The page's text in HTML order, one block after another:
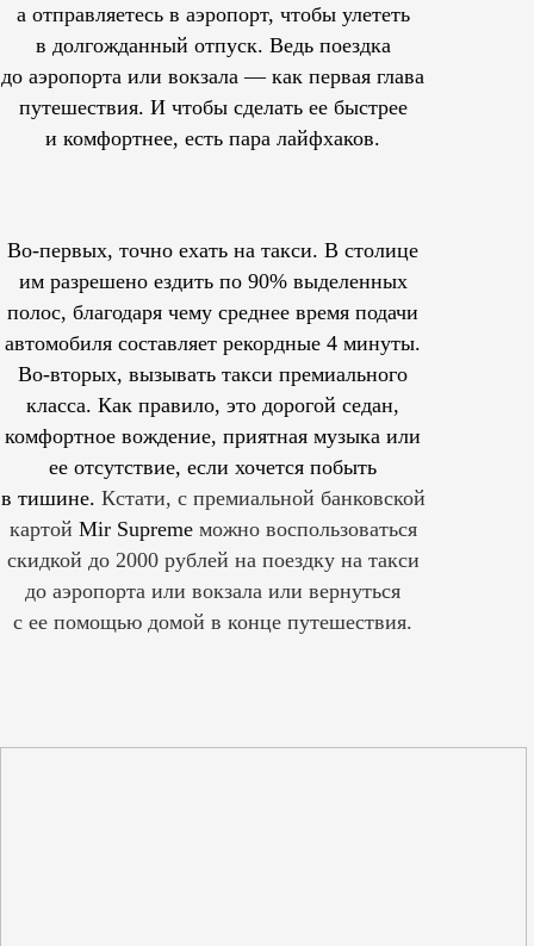
а отправляетесь в аэропорт, чтобы улететь
в долгожданный отпуск. Ведь поездка
до аэропорта или вокзала — как первая глава
путешествия. И чтобы сделать ее быстрее
и комфортнее, есть пара лайфхаков.
Во-первых, точно ехать на такси. В столице
им разрешеноездить по 90% выделенных
полос, благодаря чему среднее время подачи
автомобиля составляет рекордные 4 минуты.
Во-вторых, вызывать такси премиального
класса. Как правило, это дорогой седан,
комфортное вождение, приятная музыка или
ее отсутствие, если хочется побыть
в тишине. Кстати, с премиальной банковской
картой Mir Supreme можно воспользоваться
скидкой до 2000 рублей на поездку на такси
до аэропорта или вокзала или вернуться
с ее помощью домой в конце путешествия.